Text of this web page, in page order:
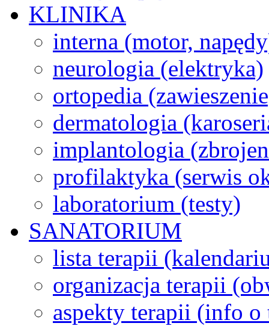
KLINIKA
interna (motor,
neurologia (elektryka)
ortopedia
dermatologia
implantologia
profilaktyka (serwis
laboratorium (testy)
SANATORIUM
lista terapii
organizacja terapii
aspekty terapii (info o